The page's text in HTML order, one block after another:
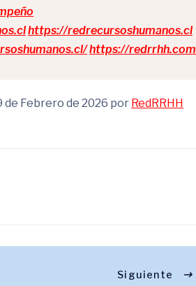
https://redrecursoshumanos.cl
https://redrrhh.com
de Febrero de 2026 por RedRRHH
Siguiente